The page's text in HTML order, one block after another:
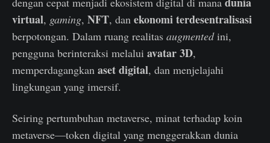
virtual, gaming, NFT, dan ekonomi terdesentralisasi
berpotongan. Dalam ruang realitas augmentedini,
pengguna berinteraksi melalui avatar 3D,
memperdagangkan aset digital, dan menjelajahi
lingkungan yang imersif.
Seiring pertumbuhan metaverse, minat terhadap koin
metaverse—token digital yang menggerakkan dunia